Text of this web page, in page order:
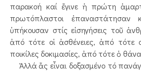
παρακοή καί ἔγινε ἡ πρώτη
πρωτόπλαστοι
ὑπήκουσαν στίς εἰσηγήσεις τοῦ
ἀπό τότε οἱ ἀσθένειες, ἀπό τότε
ποικίλες δοκιμασίες, ἀπό τότε ὁ
Ἀλλά ἄς εἶναι δοξασμένο τό